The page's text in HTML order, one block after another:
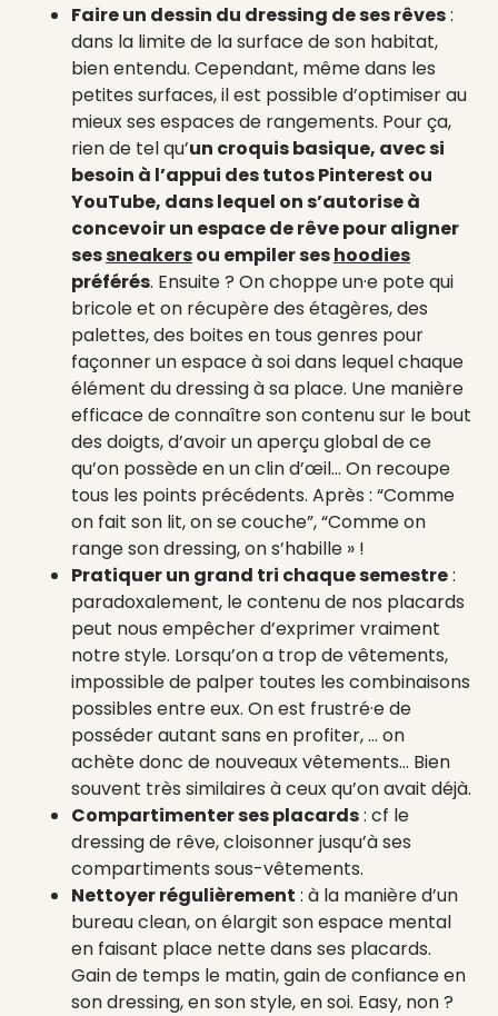
Faire un dessin du dressing de ses rêves:
dans la limite de la surface de son habitat,
bien entendu. Cependant, même dans les
petites surfaces, il est possible d’optimiser au
mieux ses espaces de rangements. Pour ça,
rien de tel qu’un croquis basique, avec si
besoin à l’appui des tutos Pinterest ou
YouTube, dans lequel on s’autorise à
concevoir un espace de rêve pour aligner
sessneakersou empiler seshoodies
préférés. Ensuite ? On choppe un·e pote qui
bricole et on récupère des étagères, des
palettes, des boites en tous genres pour
façonner un espace à soi dans lequel chaque
élément du dressing à sa place. Une manière
efficace de connaître son contenu sur le bout
des doigts, d’avoir un aperçu global de ce
qu’on possède en un clin d’œil… On recoupe
tous les points précédents. Après : “Comme
on fait son lit, on se couche”, “Comme on
range son dressing, on s’habille » !
Pratiquer un grand tri chaque semestre:
paradoxalement, le contenu de nos placards
peut nous empêcher d’exprimer vraiment
notre style. Lorsqu’on a trop de vêtements,
impossible de palper toutes les combinaisons
possibles entre eux. On est frustré·e de
posséder autant sans en profiter, … on
achète donc de nouveaux vêtements… Bien
souvent très similaires à ceux qu’on avait déjà.
Compartimenter ses placards: cf le
dressing de rêve, cloisonner jusqu’à ses
compartiments sous-vêtements.
Nettoyer régulièrement : à la manière d’un
bureau clean, on élargit son espace mental
en faisant place nette dans ses placards.
Gain de temps le matin, gain de confiance en
son dressing, en son style, en soi. Easy, non ?